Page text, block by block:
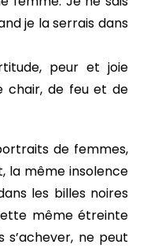
je la serrais dans
peur et joie
chair, de feu et de
de femmes,
la même insolence
les billes noires
même étreinte
s’achever, ne peut